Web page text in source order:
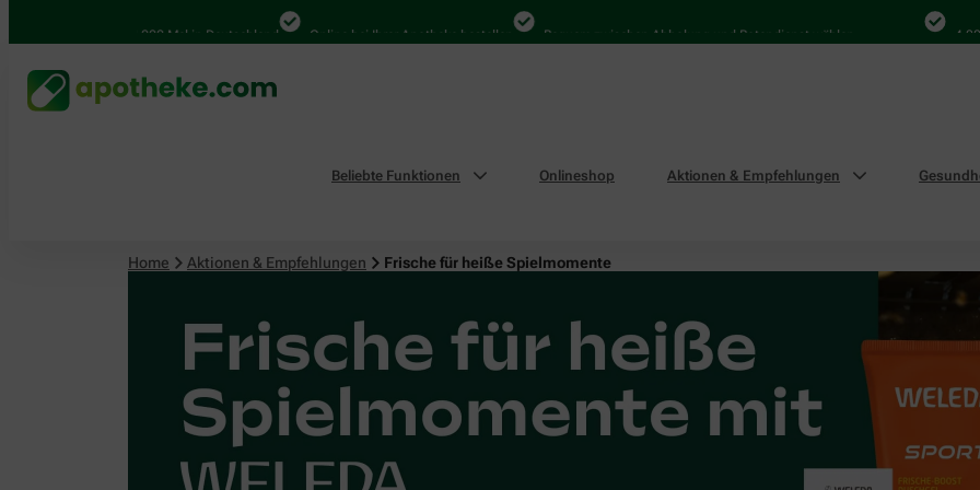
4.000 Mal in Deutschland Online bei Ihrer Apotheke bestellen Bequem zwischen Abholung und Botendienst wählen 4.000 Mal
Beliebte Funktionen Onlineshop Aktionen & Empfehlungen
Home Aktionen & Empfehlungen Frische für heiße Spielmomente